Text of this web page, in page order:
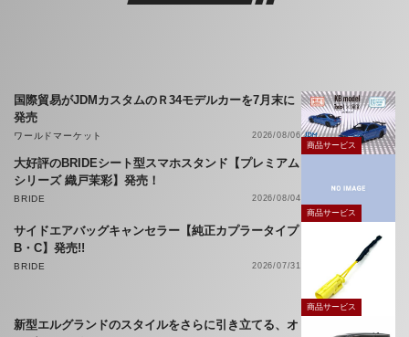
国際貿易がJDMカスタムのＲ34モデルカーを7月末に
発売
ワールドマーケット
2026/08/06
商品サービス
大好評のBRIDEシート型スマホスタンド【プレミアム
シリーズ 織戸茉彩】発売！
BRIDE
2026/08/04
商品サービス
サイドエアバッグキャンセラー【純正カプラータイプ
B・C】発売!!
BRIDE 2026/07/31
商品サービス
新型エルグランドのスタイルをさらに引き立てる、オ